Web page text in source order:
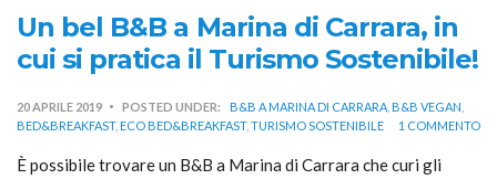
Un bel B&B a Marina di Carrara, in
cui si pratica il Turismo Sostenibile!
20 APRILE 2019 POSTED UNDER: B&B A MARINA DI CARRARA B&B VEGAN
BED&BREAKFAST, ECO BED&BREAKFAST, TURISMO SOSTENIBILE 1 COMMENTO
È possibile trovare un B&B a Marina di Carrara che curi gli